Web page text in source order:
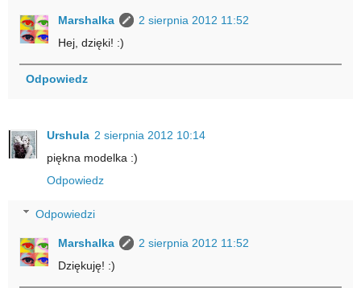
Marshalka
2 sierpnia 2012 11:52
Hej, dzięki! :)
Odpowiedz
Urshula 2 sierpnia 2012 10:14
piękna modelka :)
Odpowiedz
Odpowiedzi
Marshalka
2 sierpnia 2012 11:52
Dziękuję! :)